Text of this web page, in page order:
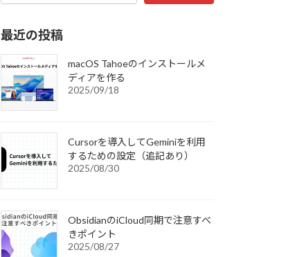
最近の投稿
macOS Tahoeのインストールメ
ディアを作る
2025/09/18
Cursorを導入してGeminiを利用
するための設定（追記あり）
2025/08/30
ObsidianのiCloud同期で注意すべ
きポイント
2025/08/27